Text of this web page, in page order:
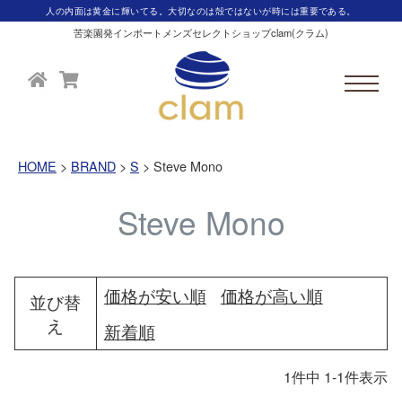
人の内面は黄金に輝いてる。大切なのは殻ではないが時には重要である。
苦楽園発インポートメンズセレクトショップclam(クラム)
HOME BRAND S Steve Mono
Steve Mono
並び替
え
価格が安い順
価格が高い順
新着順
1件中 1-1件表示